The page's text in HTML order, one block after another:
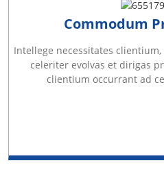
Commodum
Intellege necessitates
celeriter evolvas et dirigas
clientium occurrant ad